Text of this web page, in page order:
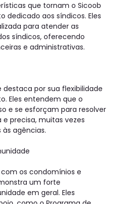
que tornam o Sicoob
dedicado aos síndicos. Eles
para atender as
síndicos, oferecendo
e administrativas.
destaca por sua flexibilidade
Eles entendem que o
e se esforçam para resolver
precisa, muitas vezes
agências.
os condomínios e
um forte
em geral. Eles